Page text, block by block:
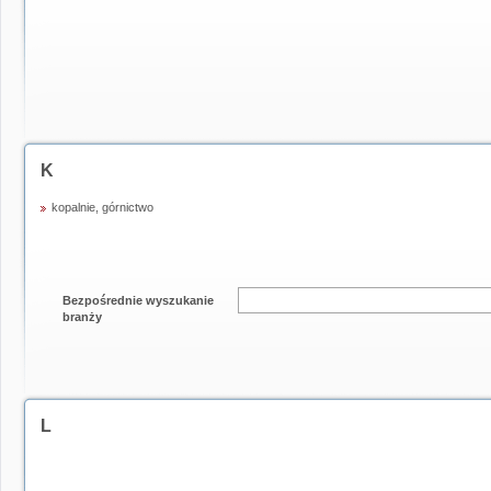
K
kopalnie, górnictwo
Bezpośrednie wyszukanie
branży
L